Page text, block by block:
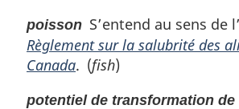
poisson S’entend au sens de
Règlement sur la salubrité des
Canada. (fish)
potentiel de transformation de